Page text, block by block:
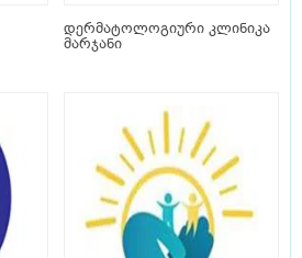
დერმატოლოგიური კლინიკა
მარჯანი